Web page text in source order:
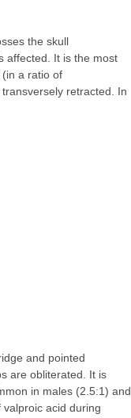
the skull
affected. It is the most
a ratio of
retracted. In
and pointed
are obliterated. It is
in males (2.5:1) and
acid during